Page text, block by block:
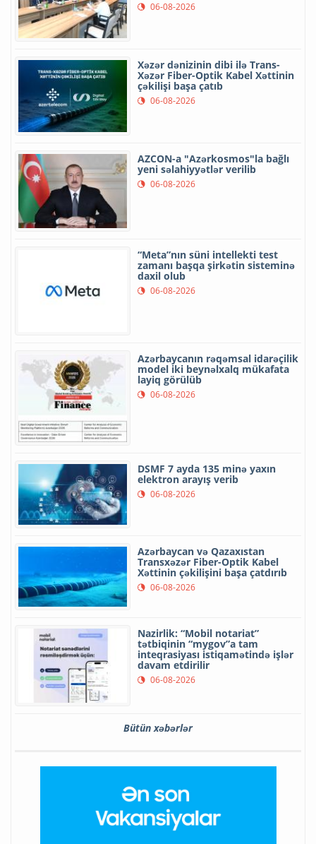
06-08-2026
Xəzər dənizinin dibi ilə Trans-
Xəzər Fiber-Optik Kabel Xəttinin
çəkilişi başa çatıb
06-08-2026
AZCON-a "Azərkosmos"la bağlı
yeni səlahiyyətlər verilib
06-08-2026
“Meta”nın süni intellekti test
zamanı başqa şirkətin sisteminə
daxil olub
06-08-2026
Azərbaycanın rəqəmsal idarəçilik
model iki beynəlxalq mükafata
layiq görülüb
06-08-2026
DSMF 7 ayda 135 minə yaxın
elektron arayış verib
06-08-2026
Azərbaycan və Qazaxıstan
Transxəzər Fiber-Optik Kabel
Xəttinin çəkilişini başa çatdırıb
06-08-2026
Nazirlik: “Mobil notariat”
tətbiqinin “mygov”a tam
inteqrasiyası istiqamətində işlər
davam etdirilir
06-08-2026
Bütün xəbərlər